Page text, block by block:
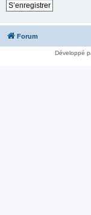
S’enregistrer
Forum
Développé